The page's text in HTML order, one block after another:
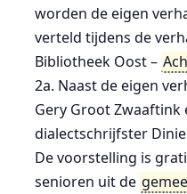
worden de eigen
verteld tijdens de
Bibliotheek Oost –
2a. Naast de eigen
Gery Groot Zwaaftink
dialectschrijfster
De voorstelling is
senioren uit de